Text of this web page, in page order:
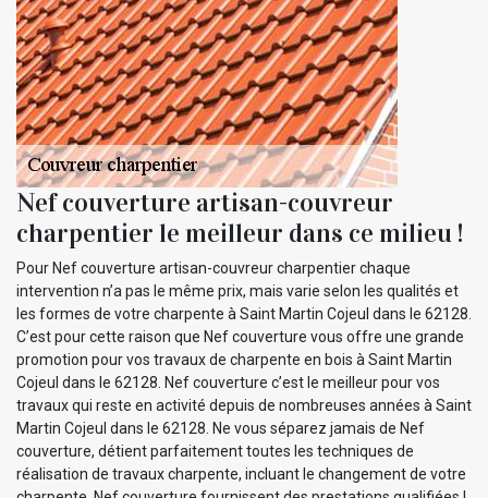
Nef couverture artisan-couvreur
charpentier le meilleur dans ce milieu !
Pour Nef couverture artisan-couvreur charpentier chaque
intervention n’a pas le même prix, mais varie selon les qualités et
les formes de votre charpente à Saint Martin Cojeul dans le 62128.
C’est pour cette raison que Nef couverture vous offre une grande
promotion pour vos travaux de charpente en bois à Saint Martin
Cojeul dans le 62128. Nef couverture c’est le meilleur pour vos
travaux qui reste en activité depuis de nombreuses années à Saint
Martin Cojeul dans le 62128. Ne vous séparez jamais de Nef
couverture, détient parfaitement toutes les techniques de
réalisation de travaux charpente, incluant le changement de votre